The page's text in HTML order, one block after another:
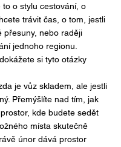
to o stylu cestování, o
trávit čas, o tom, jestli
přesuny, nebo raději
jednoho regionu.
si tyto otázky
je vůz skladem, ale jestli
Přemýšlíte nad tím, jak
kde budete sedět
místa skutečně
únor dává prostor